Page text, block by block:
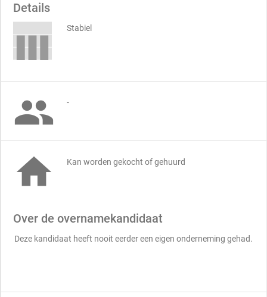
Details
Stabiel
 -
 Kan worden gekocht of gehuurd
Over de overnamekandidaat
Deze kandidaat heeft nooit eerder een eigen onderneming gehad.